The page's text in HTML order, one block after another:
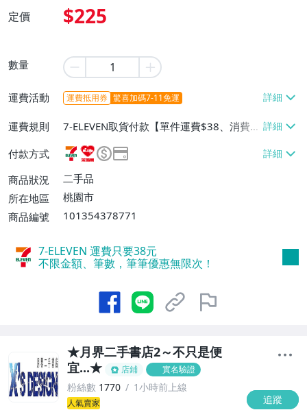
定價 $225
數量
運費活動 運費抵用券 驚喜加碼7-11免運
運費規則
7-ELEVEN取貨付款【單件運費$38、消費滿
$490免運費】、7-ELEVEN取貨不付款【單
件運費$38、消費滿$490免運費】、萊爾富
取貨付款【單件運費$60、消費滿$490免運
費】、宅配/貨運【單件運費$120、消費滿
付款方式
商品狀況
二手品
所在地區
桃園市
商品編號
101354378771
7-ELEVEN 運費只要38元
不限金額、筆數，筆筆優惠無限次！
★月界二手書店2～不只是便
宜...★
店鋪 實名驗證
粉絲數 1770 1小時前上線
人氣賣家 追蹤